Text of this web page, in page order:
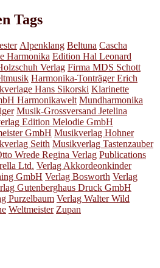
Tags
Alpenklang Beltuna Cascha
Harmonika Edition Hal Leonard
Verlag Firma MDS Schott
Harmonika-Tonträger Erich
Hans Sikorski Klarinette
Harmonikawelt Mundharmonika
Musik-Grossversand Jetelina
Edition Melodie GmbH
GmbH Musikverlag Hohner
Seith Musikverlag Tastenzauber
Wrede Regina Verlag Publications
Ltd. Verlag Akkordeonkinder
GmbH Verlag Bosworth Verlag
Gutenberghaus Druck GmbH
Purzelbaum Verlag Walter Wild
Weltmeister Zupan